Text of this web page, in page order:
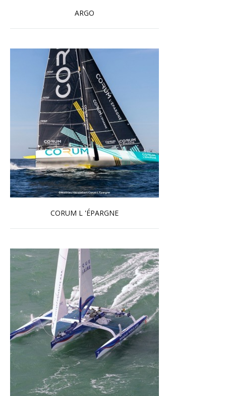
ARGO
En savoir plus...
CORUM L 'ÉPARGNE
En savoir plus...